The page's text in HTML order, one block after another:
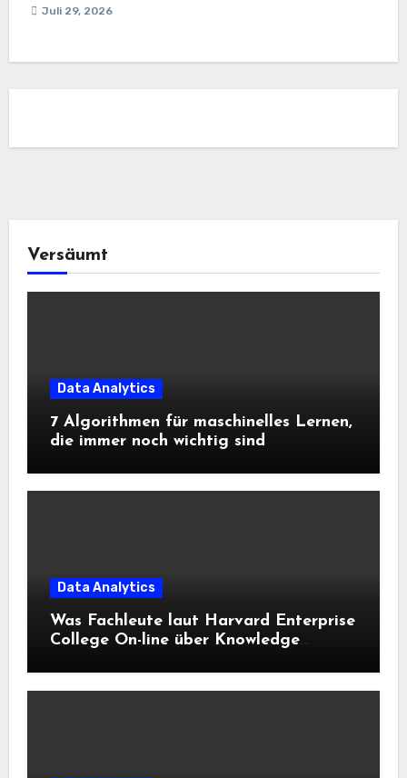
Juli 29, 2026
Versäumt
Data Analytics
7 Algorithmen für maschinelles Lernen,
die immer noch wichtig sind
Data Analytics
Was Fachleute laut Harvard Enterprise
College On-line über Knowledge